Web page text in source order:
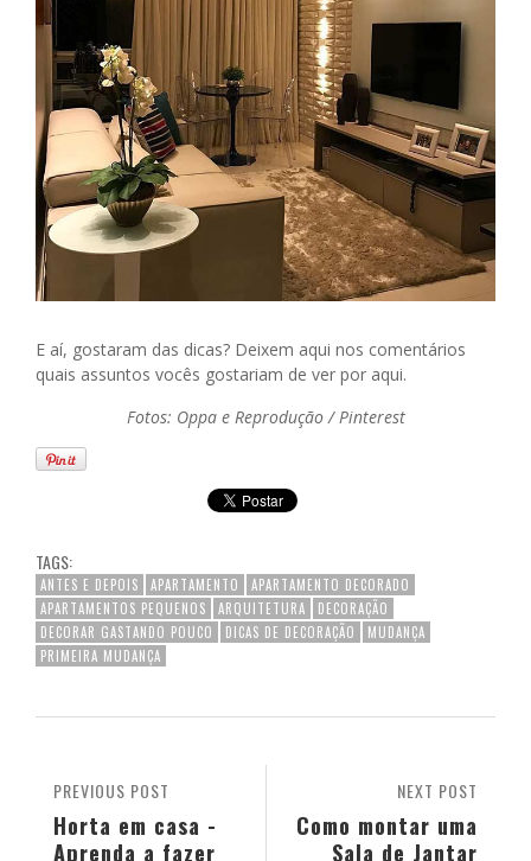
E aí, gostaram das dicas? Deixem aqui nos comentários
quais assuntos vocês gostariam de ver por aqui.
Fotos: Oppa e Reprodução / Pinterest
TAGS:
ANTES E DEPOIS APARTAMENTO
APARTAMENTO DECORADO
APARTAMENTOS PEQUENOS
ARQUITETURA
DECORAÇÃO
DECORAR GASTANDO POUCO
DICAS DE DECORAÇÃO
MUDANÇA
PRIMEIRA MUDANÇA
NEXT POST
Como montar uma
Sala de Jantar
PREVIOUS POST
Horta em casa -
Aprenda a fazer